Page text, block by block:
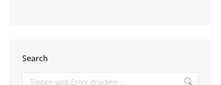
Search
Suchen: